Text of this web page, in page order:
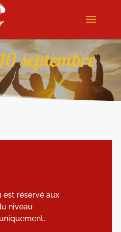
septembre
est réservé aux
niveau